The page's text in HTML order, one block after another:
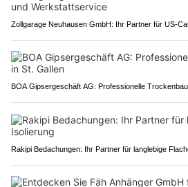
Zollgarage Neuhausen GmbH: Ihr Partner für US-
BOA Gipsergeschäft AG: Professionelle
Rakipi Bedachungen: Ihr Partner für langlebige